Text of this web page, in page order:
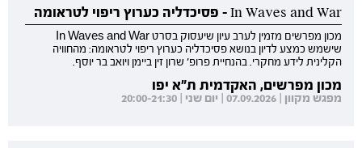
In Waves and War - פסיכדליה כערוץ ריפוי לטראומה
מכון מפרשים מזמין לערב עיון שיעסוק בסרט In Waves and War
שישמש כמצע לדיון בנושא פסיכדליה כערוץ ריפוי לטראומה: מהחוויה
הקלינית לידע מחקרי. בהנחיית פרופ' שרון זין ביימן ויואב בר יוסף.
מכון מפרשים, האקדמית ת"א יפו
מפגש מקוון | 07.09.2026 | יום שני | 20:00-21:30